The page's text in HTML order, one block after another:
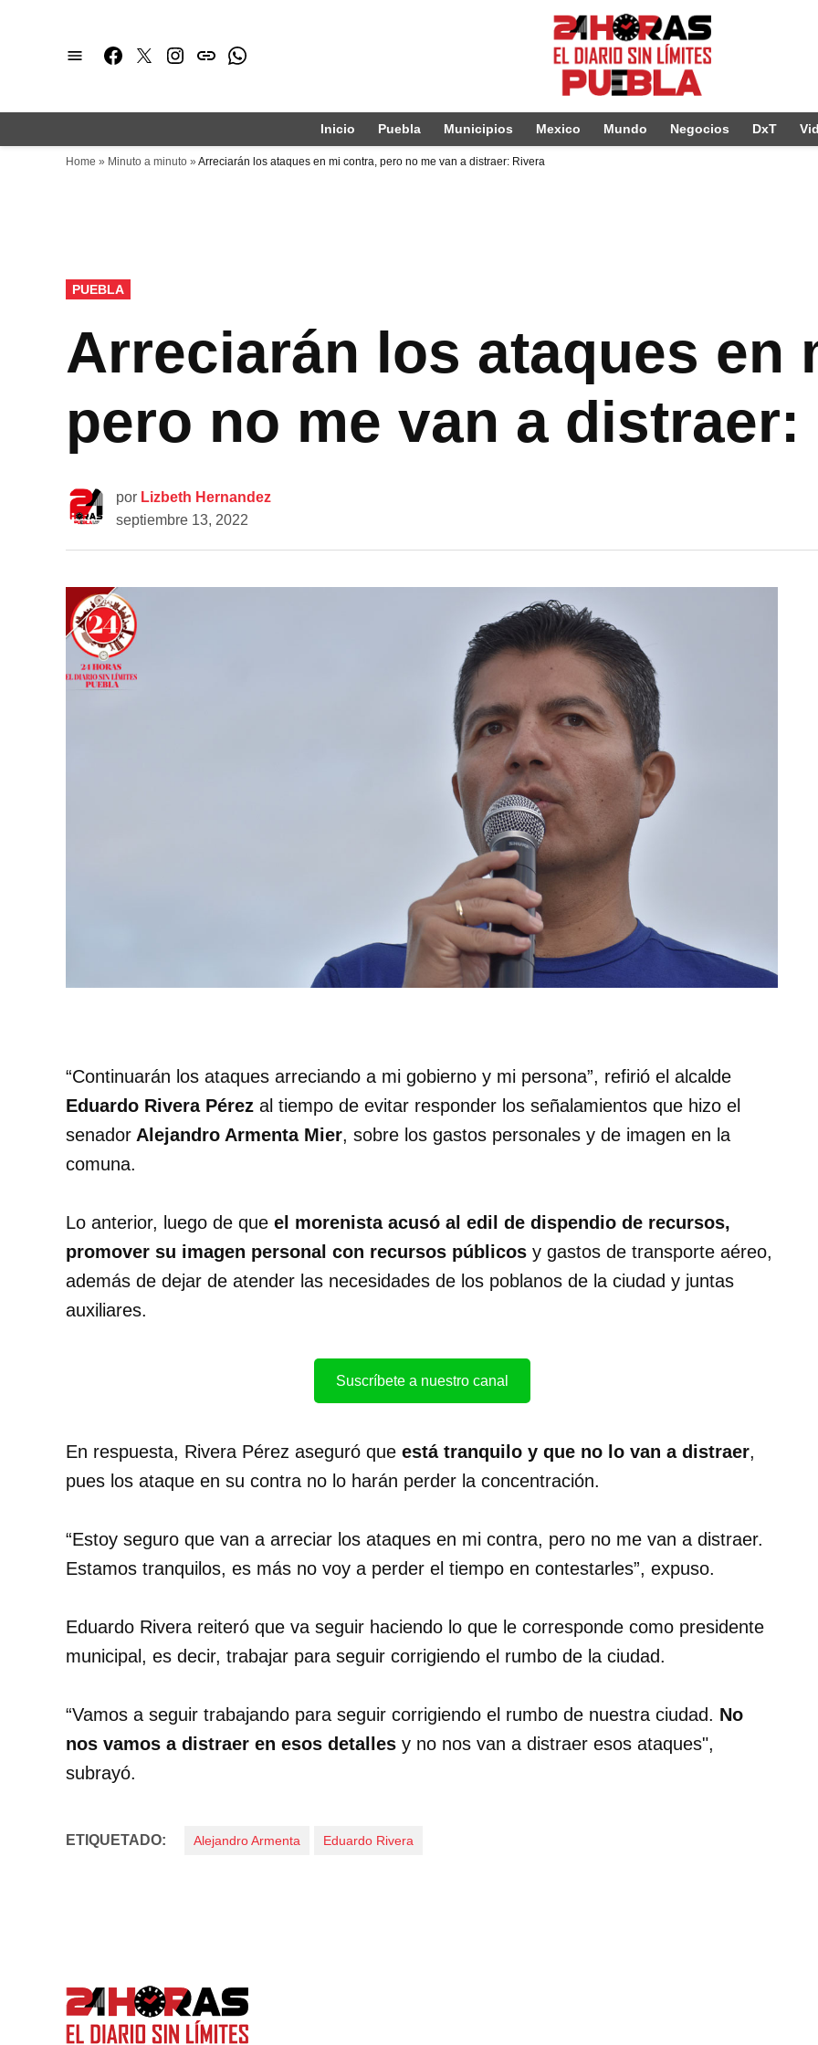
Facebook
TwitterInstagram
issuuWhatsapp
Inicio Puebla Municipios Mexico Mundo Negocios DxT
Home » Minuto a minuto » Arreciarán los ataques en mi contra, pero no me van a distraer: Rivera
PUBLICADO
EN
PUEBLA
Arreciarán los ataques en
pero no me van a distraer:
por Lizbeth Hernandez
septiembre 13, 2022
“Continuarán los ataques arreciando a mi gobierno y mi persona”, refirió el alcalde
Eduardo Rivera Pérez al tiempo de evitar responder los señalamientos que hizo el
senador Alejandro Armenta Mier, sobre los gastos personales y de imagen en la
comuna.
Lo anterior, luego de que el morenista acusó al edil de dispendio de recursos,
promover su imagen personal con recursos públicos y gastos de transporte aéreo,
además de dejar de atender las necesidades de los poblanos de la ciudad y juntas
auxiliares.
Suscríbete a nuestro canal
En respuesta, Rivera Pérez aseguró que está tranquilo y que no lo van a distraer,
pues los ataque en su contra no lo harán perder la concentración.
“Estoy seguro que van a arreciar los ataques en mi contra, pero no me van a distraer.
Estamos tranquilos, es más no voy a perder el tiempo en contestarles”, expuso.
Eduardo Rivera reiteró que va seguir haciendo lo que le corresponde como presidente
municipal, es decir, trabajar para seguir corrigiendo el rumbo de la ciudad.
“Vamos a seguir trabajando para seguir corrigiendo el rumbo de nuestra ciudad. No
nos vamos a distraer en esos detalles y no nos van a distraer esos ataques",
subrayó.
ETIQUETADO: Alejandro Armenta Eduardo Rivera